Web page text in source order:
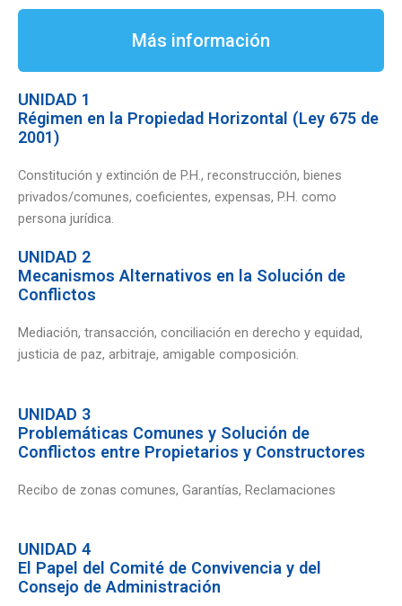
Más información
UNIDAD 1
Régimen en la Propiedad Horizontal (Ley 675 de
2001)
Constitución y extinción de P.H., reconstrucción, bienes
privados/comunes, coeficientes, expensas, P.H. como
persona jurídica.
UNIDAD 2
Mecanismos Alternativos en la Solución de
Conflictos
Mediación, transacción, conciliación en derecho y equidad,
justicia de paz, arbitraje, amigable composición.
UNIDAD 3
Problemáticas Comunes y Solución de
Conflictos entre Propietarios y Constructores
Recibo de zonas comunes, Garantías, Reclamaciones
UNIDAD 4
El Papel del Comité de Convivencia y del
Consejo de Administración